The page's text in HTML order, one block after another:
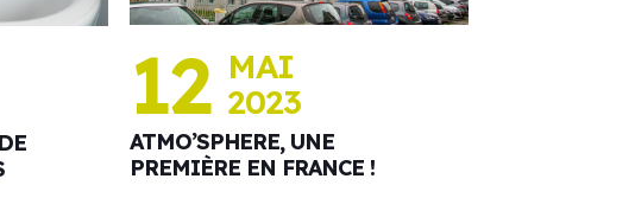
12 MAI
2023
ATMO’SPHERE, UNE
PREMIÈRE EN FRANCE !